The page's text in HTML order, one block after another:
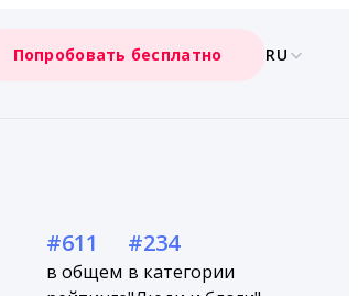
Попробовать бесплатно RU
#611
в общем
#234
в категории